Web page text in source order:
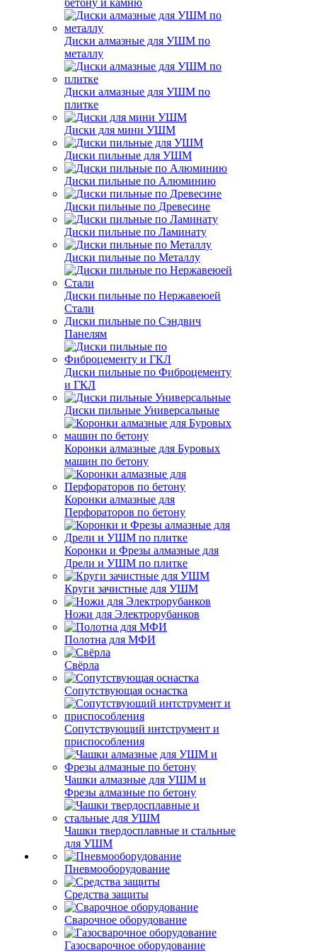
бетону и камню
Диски алмазные для УШМ по
металлу
Диски алмазные для УШМ по
плитке
Диски для мини УШМ
Диски пильные для УШМ
Диски пильные по Алюминию
Диски пильные по Древесине
Диски пильные по Ламинату
Диски пильные по Металлу
Диски пильные по Нержавеюей
Стали
Диски пильные по Сэндвич
Панелям
Диски пильные по Фиброцементу
и ГКЛ
Диски пильные Универсальные
Коронки алмазные для Буровых
машин по бетону
Коронки алмазные для
Перфораторов по бетону
Коронки и Фрезы алмазные для
Дрели и УШМ по плитке
Круги зачистные для УШМ
Ножи для Электрорубанков
Полотна для МФИ
Свёрла
Сопутствующая оснастка
Сопутствующий интструмент и
приспособления
Чашки алмазные для УШМ и
Фрезы алмазные по бетону
Чашки твердосплавные и стальные
для УШМ
Пневмооборудование
Средства защиты
Сварочное оборудование
Газосварочное оборудование